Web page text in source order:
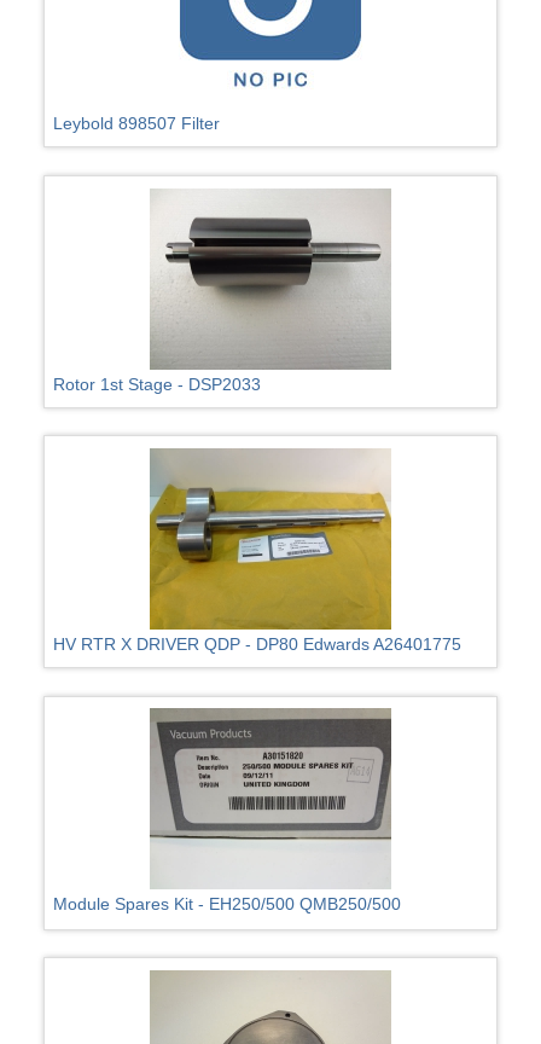
Leybold 898507 Filter
Rotor 1st Stage - DSP2033
HV RTR X DRIVER QDP - DP80 Edwards A26401775
Module Spares Kit - EH250/500 QMB250/500